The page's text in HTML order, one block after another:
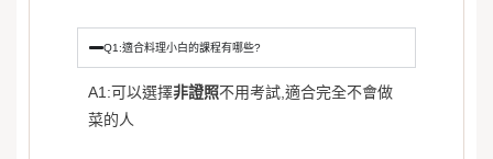
Q1:適合料理小白的課程有哪些?
A1:可以選擇非證照不用考試,適合完全不會做
菜的人